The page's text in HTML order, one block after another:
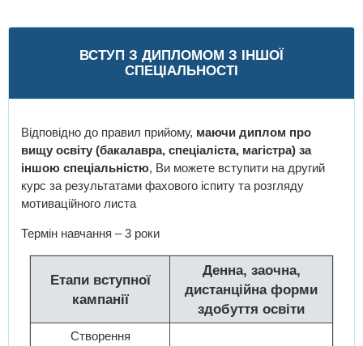
ВСТУП З ДИПЛОМОМ З ІНШОЇ
СПЕЦІАЛЬНОСТІ
Відповідно до правил прийому, маючи диплом про
вищу освіту (бакалавра, спеціаліста, магістра) за
іншою спеціальністю, Ви можете вступити на другий
курс за результатами фахового іспиту та розгляду
мотиваційного листа
Термін навчання – 3 роки
Етапи вступної
кампанії
Денна, заочна,
дистанційна форми
здобуття освіти
Створення